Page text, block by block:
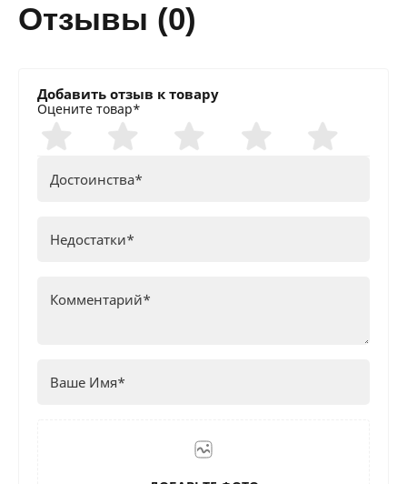
отзывы (0)
Добавить отзыв к товару
Оцените товар*